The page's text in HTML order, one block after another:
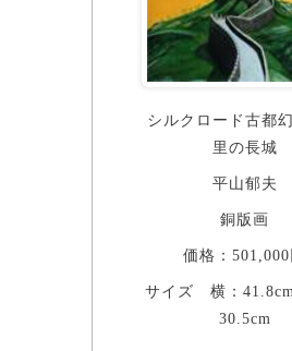
シルクロード古都
里の長城
平山郁夫
銅版画
価格：501,000
サイズ 横：
30.5cm